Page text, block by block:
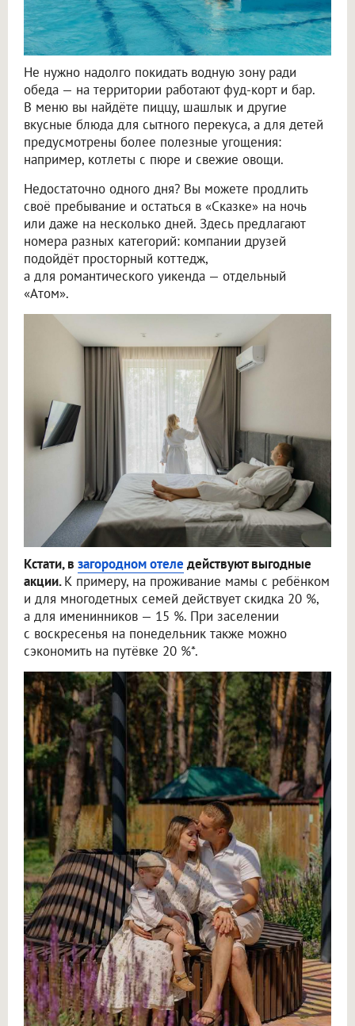
Не нужно надолго покидать водную зону ради
обеда — на территории работают фуд-корт и бар.
В меню вы найдёте пиццу, шашлык и другие
вкусные блюда для сытного перекуса, а для детей
предусмотрены более полезные угощения:
например, котлеты с пюре и свежие овощи.
Недостаточно одного дня? Вы можете продлить
своё пребывание и остаться в «Сказке» на ночь
или даже на несколько дней. Здесь предлагают
номера разных категорий: компании друзей
подойдёт просторный коттедж,
а для романтического уикенда — отдельный
«Атом».
Кстати, в загородном отеле действуют выгодные
акции.К примеру, на проживание мамы с ребёнком
и для многодетных семей действует скидка 20 %,
а для именинников — 15 %. При заселении
с воскресенья на понедельник также можно
сэкономить на путёвке 20 %*.